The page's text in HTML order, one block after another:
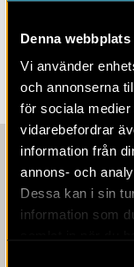
Denna
Vi använder
och annonserna
för sociala
vidarebefordrar
information från
annons- och
Dessa kan i sin
information som
BRONSÅLDER